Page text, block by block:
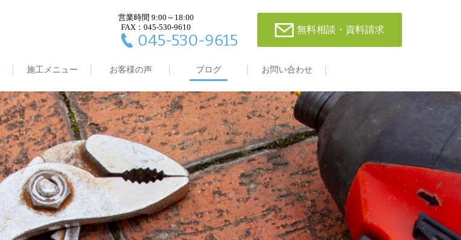
営業時間 9:00～18:00
FAX：045-530-9610
045-530-9615
無料相談・資料請求
施工メニュー お客様の声 ブログ お問い合わせ